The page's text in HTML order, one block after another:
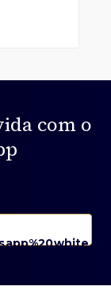
com o